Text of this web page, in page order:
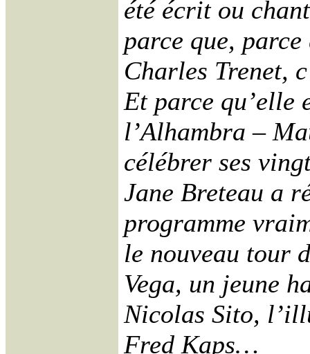
été écrit ou
parce que,
Charles Trenet,
Et parce qu’elle
l’Alhambra –
célébrer ses
Jane Breteau a
programme
le nouveau tour
Vega, un jeune
Nicolas Sito,
Fred Kaps…